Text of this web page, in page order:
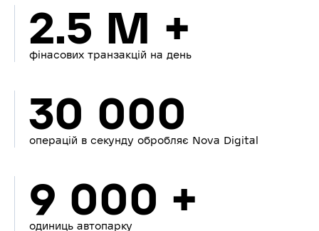
2.5 M +
фінасових транзакцій на день
30 000
операцій в секунду обробляє Nova Digital
9 000 +
одиниць автопарку